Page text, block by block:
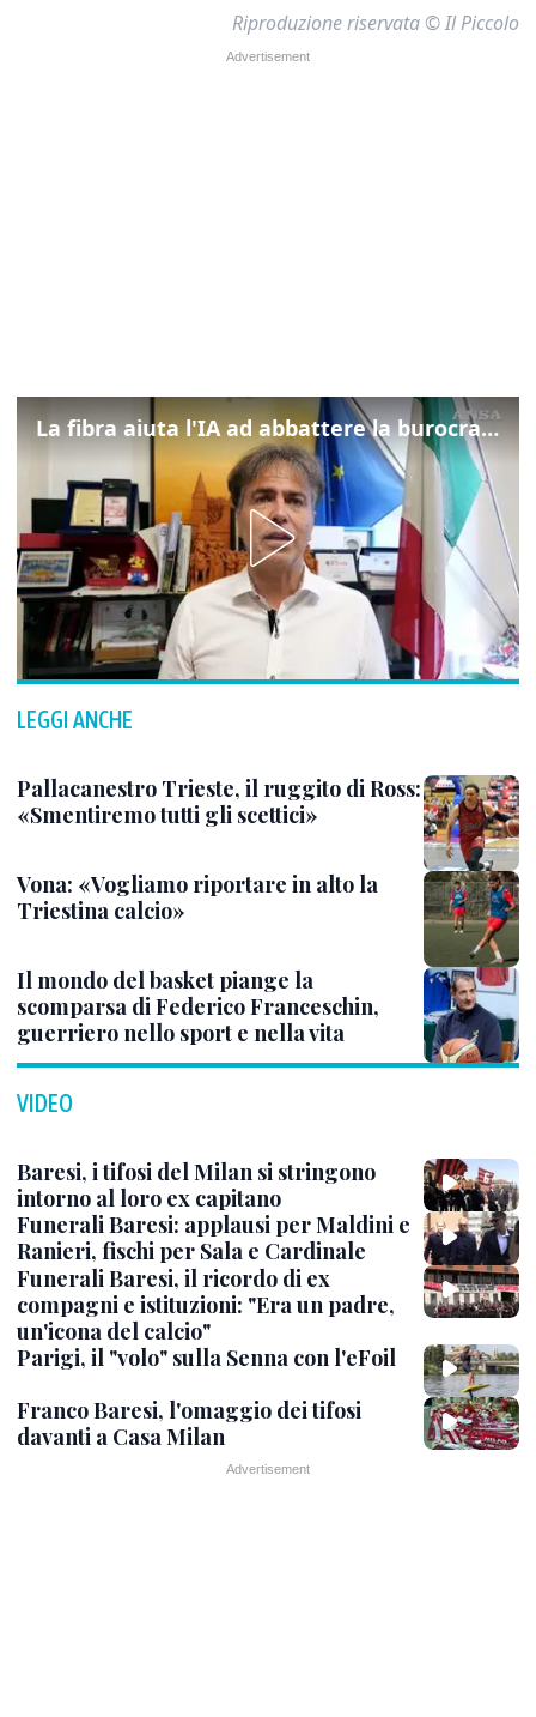
Riproduzione riservata © Il Piccolo
La fibra aiuta l'IA ad abbattere la burocrazia, progetto pilota in Veneto
LEGGI ANCHE
Pallacanestro Trieste, il ruggito di Ross:
«Smentiremo tutti gli scettici»
Vona: «Vogliamo riportare in alto la
Triestina calcio»
Il mondo del basket piange la
scomparsa di Federico Franceschin,
guerriero nello sport e nella vita
VIDEO
Baresi, i tifosi del Milan si stringono
intorno al loro ex capitano
Funerali Baresi: applausi per Maldini e
Ranieri, fischi per Sala e Cardinale
Funerali Baresi, il ricordo di ex
compagni e istituzioni: "Era un padre,
un'icona del calcio"
Parigi, il "volo" sulla Senna con l'eFoil
Franco Baresi, l'omaggio dei tifosi
davanti a Casa Milan